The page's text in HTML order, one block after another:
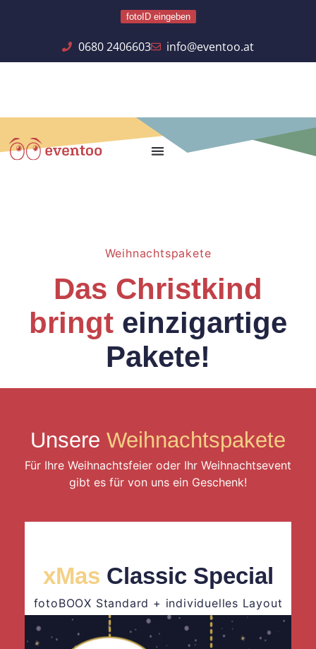
fotoID eingeben
0680 2406603 info@eventoo.at
Weihnachtspakete
Das Christkind
bringt einzigartige
Pakete!
Unsere Weihnachtspakete
Für Ihre Weihnachtsfeier oder Ihr Weihnachtsevent
gibt es für von uns ein Geschenk!
xMas Classic Special
fotoBOOX Standard + individuelles Layout